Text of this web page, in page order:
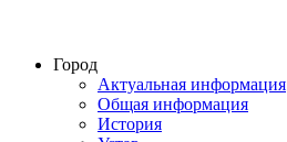
Город
Актуальная информация
Общая информация
История